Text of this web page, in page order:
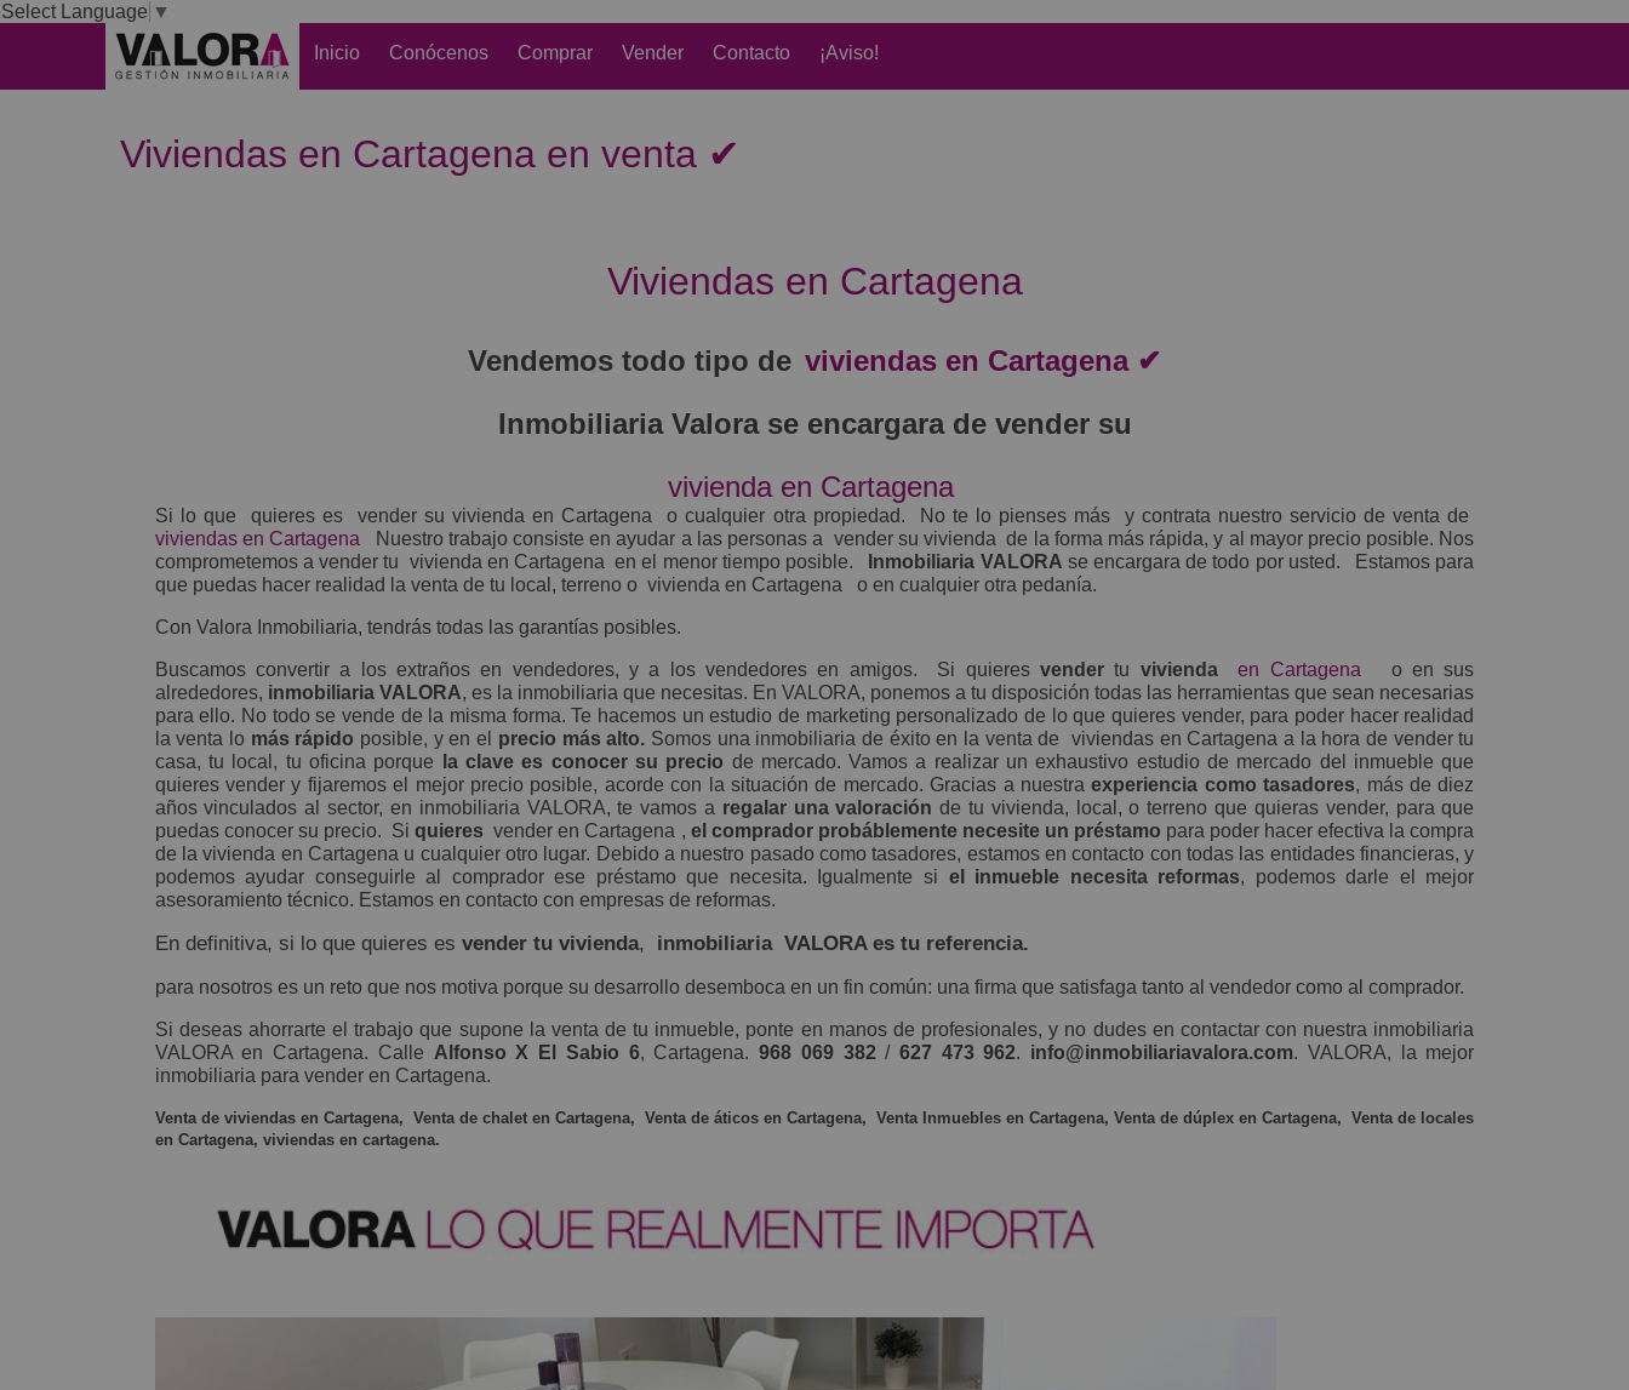
Select Language ▼
Inicio
Conócenos Comprar Vender Contacto ¡Aviso!
Viviendas en Cartagena en venta ✔
Viviendas en Cartagena
Vendemos todo tipo de viviendas en Cartagena ✔
Inmobiliaria Valorase encargara de vender su
vivienda en Cartagena
Si lo que quieres es vender su vivienda en Cartagena o cualquier otra propiedad.
No te lo pienses más y contrata nuestro servicio de venta de
viviendas en Cartagena
Nuestro trabajo consiste en ayudar a las personas a vender su vivienda de la forma más rápida, y al mayor precio posible. Nos
comprometemos a vender tu vivienda en Cartagena en el menor tiempo posible. Inmobiliaria VALORA se encargara de todo por usted.
Estamos para
que puedas hacer realidad la venta de tu local, terreno o vivienda en Cartagena o en cualquier otra pedanía.
Con Valora Inmobiliaria, tendrás todas las garantías posibles.
Buscamos convertir a los extraños en vendedores, y a los vendedores en amigos. Si quieresvender tu vivienda en Cartagena
o en sus
alrededores, inmobiliaria VALORA, es la inmobiliaria que necesitas. En VALORA, ponemos a tu disposición todas las herramientas que sean necesarias
para ello. No todo se vende de la misma forma. Te hacemos un estudio de marketing personalizado de lo que quieres vender, para poder hacer realidad
la venta lo más rápido posible, y en el precio más alto. Somos una inmobiliaria de éxito en la venta de viviendas en Cartagena a la hora de vender tu
casa, tu local, tu oficina porque la clave es conocer su precio de mercado. Vamos a realizar un exhaustivo estudio de mercado del inmueble que
quieres vender y fijaremos el mejor precio posible, acorde con la situación de mercado. Gracias a nuestraexperiencia como tasadores, más de diez
años vinculados al sector, en inmobiliaria VALORA, te vamos a regalar una valoración de tu vivienda, local, o terreno que quieras vender, para que
puedas conocer su precio. Siquieres vender en Cartagena , el comprador probáblemente necesite un préstamo para poder hacer efectiva la compra
de la vivienda en Cartagena u cualquier otro lugar. Debido a nuestro pasado como tasadores, estamos en contacto con todas las entidades financieras, y
podemos ayudar conseguirle al comprador ese préstamo que necesita. Igualmente si el inmueble necesita reformas, podemos darle el mejor
asesoramiento técnico. Estamos en contacto con empresas de reformas.
En definitiva, si lo que quieres es vender tu vivienda, inmobiliaria VALORA es tu referencia.
para nosotros es un reto que nos motiva porque su desarrollo desemboca en un fin común: una firma que satisfaga tanto al vendedor como al comprador.
Si deseas ahorrarte el trabajo que supone la venta de tu inmueble, ponte en manos de profesionales, y no dudes en contactar con nuestra inmobiliaria
VALORA en Cartagena. Calle Alfonso X El Sabio 6, Cartagena.968 069 382/ 627 473 962. info@inmobiliariavalora.com. VALORA, la mejor
inmobiliaria para vender en Cartagena.
Venta de viviendas en Cartagena, Venta de chalet en Cartagena, Venta de áticos en Cartagena, Venta Inmuebles en Cartagena, Venta de dúplex en Cartagena,
Venta de locales
en Cartagena, viviendas en cartagena.